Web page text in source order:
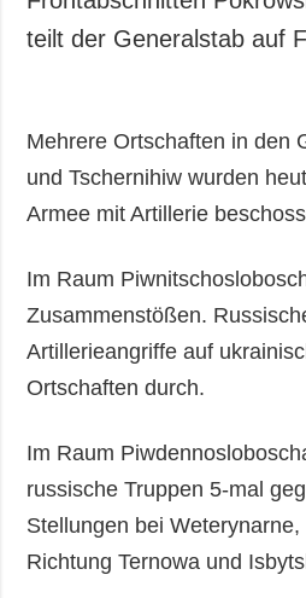
teilt der Generalstab auf
Mehrere Ortschaften in den
und Tschernihiw wurden
Armee mit Artillerie
Im Raum
Zusammenstößen.
Artillerieangriffe auf
Ortschaften durch.
Im Raum
russische Truppen 5-mal
Stellungen bei Weterynarne,
Richtung Ternowa und